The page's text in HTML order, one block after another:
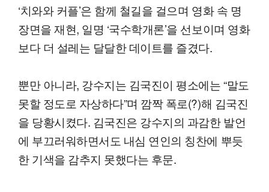
‘치와와 커플’은 함께 철길을 걸으며 영화 속 명
장면을 재현, 일명 ‘국수학개론’을 선보이며 영화
보다 더 설레는 달달한 데이트를 즐겼다.
뿐만 아니라, 강수지는 김국진이 평소에는 “말도
못할 정도로 자상하다”며 깜짝 폭로(?)해 김국진
을 당황시켰다. 김국진은 강수지의 과감한 발언
에 부끄러워하면서도 내심 연인의 칭찬에 뿌듯
한 기색을 감추지 못했다는 후문.